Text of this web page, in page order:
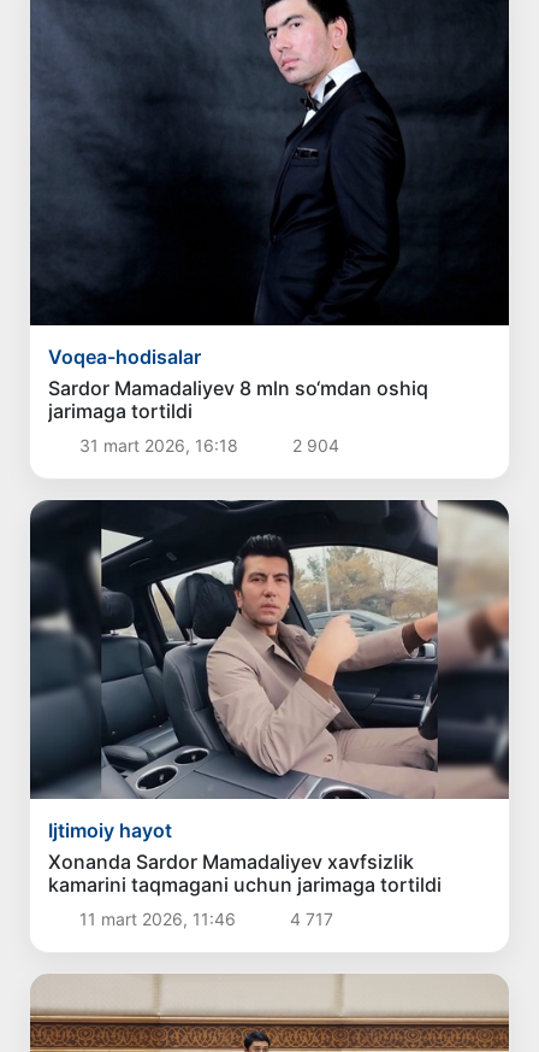
Voqea-hodisalar
Sardor Mamadaliyev 8 mln so‘mdan oshiq
jarimaga tortildi
31 mart 2026, 16:18 2 904
Ijtimoiy hayot
Xonanda Sardor Mamadaliyev xavfsizlik
kamarini taqmagani uchun jarimaga tortildi
11 mart 2026, 11:46 4 717